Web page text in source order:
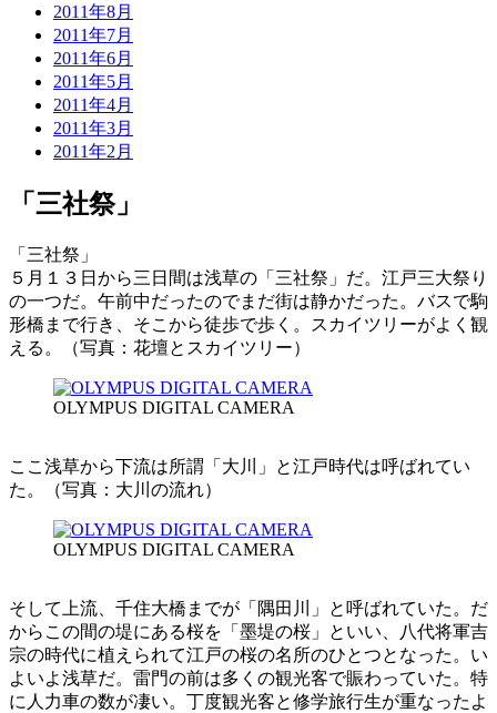
2011年8月
2011年7月
2011年6月
2011年5月
2011年4月
2011年3月
2011年2月
「三社祭」
「三社祭」
５月１３日から三日間は浅草の「三社祭」だ。江戸三大祭り
の一つだ。午前中だったのでまだ街は静かだった。バスで駒
形橋まで行き、そこから徒歩で歩く。スカイツリーがよく観
える。（写真：花壇とスカイツリー）
OLYMPUS DIGITAL CAMERA
ここ浅草から下流は所謂「大川」と江戸時代は呼ばれてい
た。（写真：大川の流れ）
OLYMPUS DIGITAL CAMERA
そして上流、千住大橋までが「隅田川」と呼ばれていた。だ
からこの間の堤にある桜を「墨堤の桜」といい、八代将軍吉
宗の時代に植えられて江戸の桜の名所のひとつとなった。い
よいよ浅草だ。雷門の前は多くの観光客で賑わっていた。特
に人力車の数が凄い。丁度観光客と修学旅行生が重なったよ